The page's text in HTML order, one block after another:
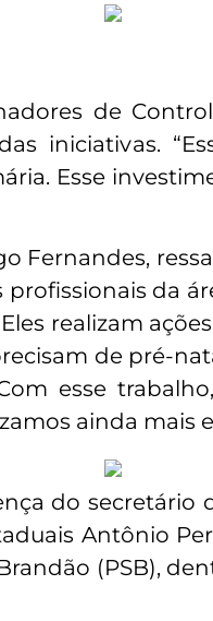
de
iniciativas.
Esse
Fernandes,
da
realizam
de pré-
esse
ainda mais
do secretário
Antônio
(PSB),